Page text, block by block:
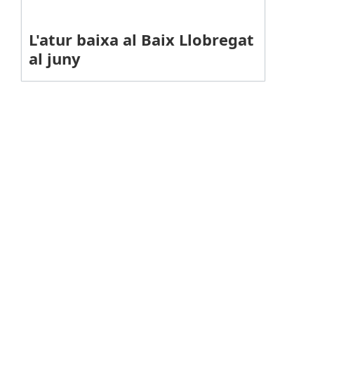
L'atur baixa al Baix Llobregat
al juny